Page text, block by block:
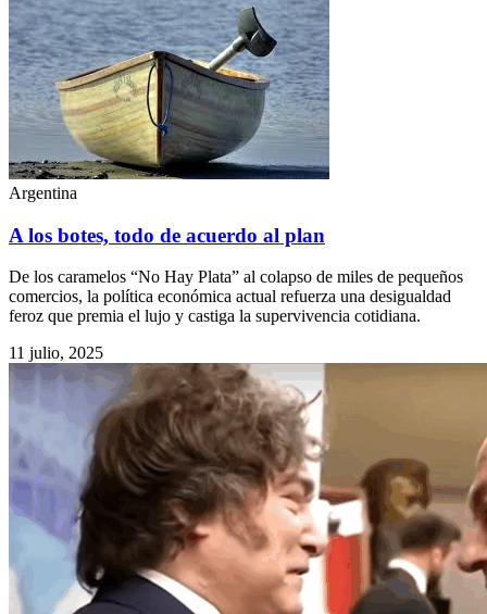
Argentina
A los botes, todo de acuerdo al plan
De los caramelos “No Hay Plata” al colapso de miles de pequeños
comercios, la política económica actual refuerza una desigualdad
feroz que premia el lujo y castiga la supervivencia cotidiana.
11 julio, 2025